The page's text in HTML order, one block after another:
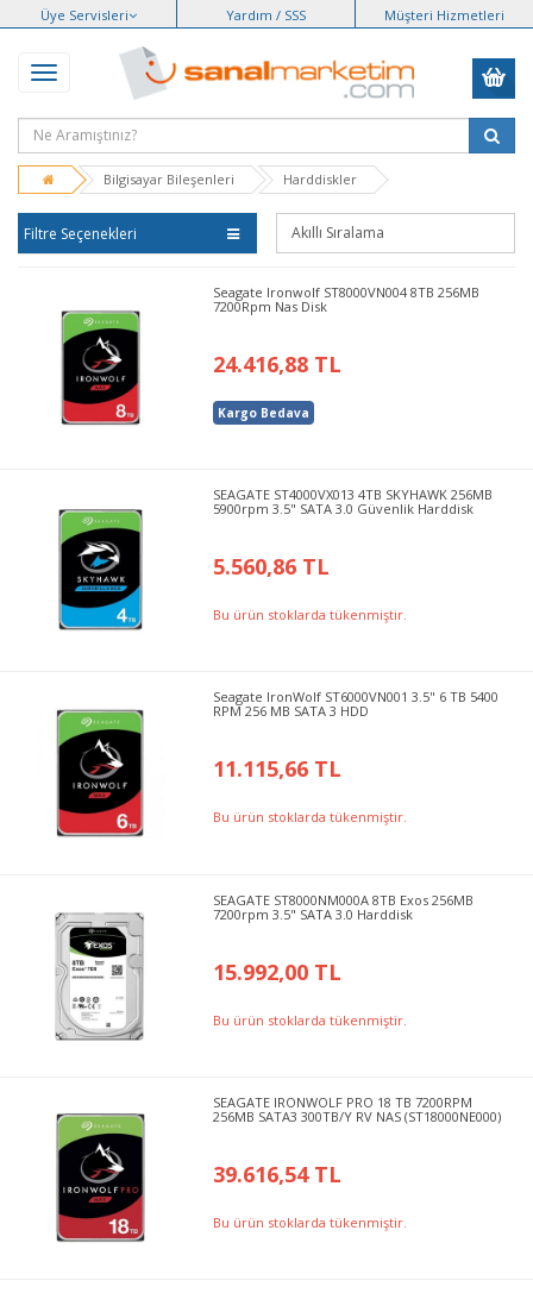
Üye Servisleri Yardım / SSS Müşteri Hizmetleri
Bilgisayar Bileşenleri Harddiskler
Filtre Seçenekleri
Seagate Ironwolf ST8000VN004 8TB 256MB
7200Rpm Nas Disk
24.416,88 TL
Kargo Bedava
SEAGATE ST4000VX013 4TB SKYHAWK 256MB
5900rpm 3.5" SATA 3.0 Güvenlik Harddisk
5.560,86 TL
Bu ürün stoklarda tükenmiştir.
Seagate IronWolf ST6000VN001 3.5" 6 TB 5400
RPM 256 MB SATA 3 HDD
11.115,66 TL
Bu ürün stoklarda tükenmiştir.
SEAGATE ST8000NM000A 8TB Exos 256MB
7200rpm 3.5" SATA 3.0 Harddisk
15.992,00 TL
Bu ürün stoklarda tükenmiştir.
SEAGATE IRONWOLF PRO 18 TB 7200RPM
256MB SATA3 300TB/Y RV NAS (ST18000NE000)
39.616,54 TL
Bu ürün stoklarda tükenmiştir.